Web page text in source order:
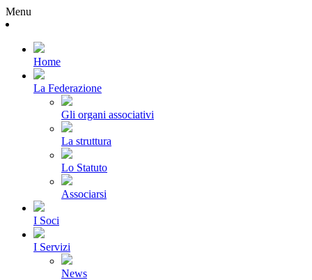
Menu
Home
La Federazione
Gli organi associativi
La struttura
Lo Statuto
Associarsi
I Soci
I Servizi
News